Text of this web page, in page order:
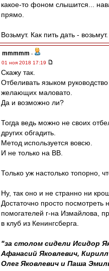
какое-то фоном слышится...
прямо.
Возьмут. Как пить дать - возьмут.
mmmmm -
01 ноя 2018 17:19
Скажу так.
Отбеливать языком
желающих маловато.
Да и возможно ли?
Тогда ведь можно не своих
других обгадить.
Метод используется вовсю.
И не только на ВВ.
Только уж настолько топорно,
Ну, так оно и не странно ни
Достаточно просто посмотреть
помогателей г-на Измайлова,
в клуб из Кенингсберга.
"за столом сидели Исидор
Афанасий Яковлевич,
Олег Яковлевич и Паша